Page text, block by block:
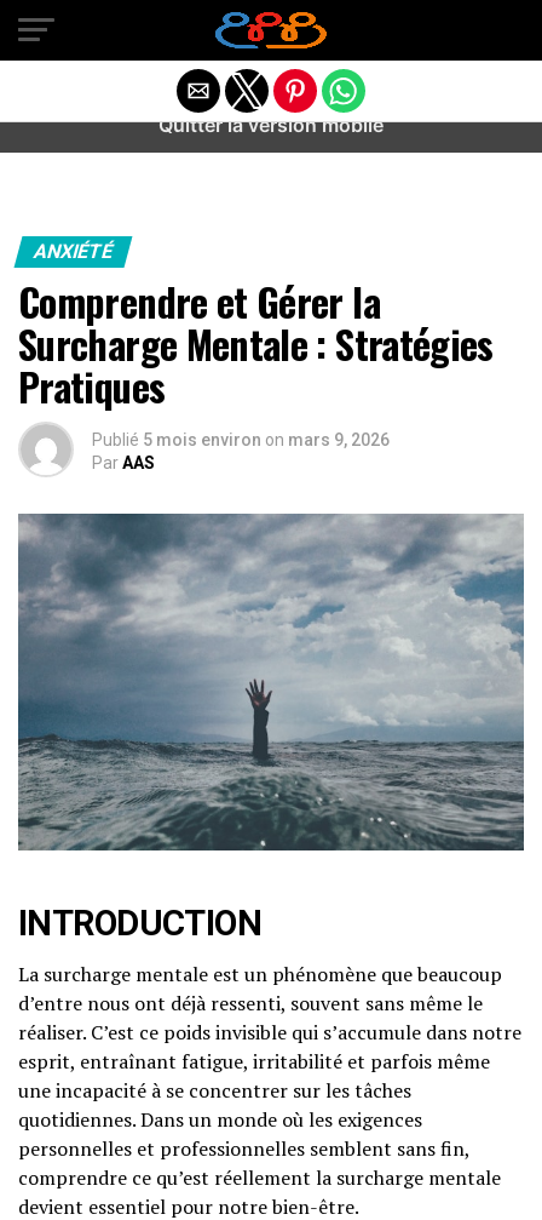
Warning
: preg_match(): Unknown modifier '/' in
/home/u589487443/domains/aideanxietestress.fr/
content/plugins/idev-post-views/includes/class-bots.php
ANXIÉTÉ
Comprendre et Gérer la
Surcharge Mentale : Stratégies
Pratiques
Publié 5 mois environ on mars 9, 2026
ParAAS
INTRODUCTION
La surcharge mentale est un phénomène que beaucoup
d’entre nous ont déjà ressenti, souvent sans même le
réaliser. C’est ce poids invisible qui s’accumule dans notre
esprit, entraînant fatigue, irritabilité et parfois même
une incapacité à se concentrer sur les tâches
quotidiennes. Dans un monde où les exigences
personnelles et professionnelles semblent sans fin,
comprendre ce qu’est réellement la surcharge mentale
devient essentiel pour notre bien-être.
Quitter la version mobile